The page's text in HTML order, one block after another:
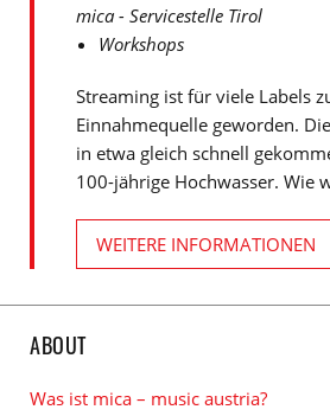
mica - Servicestelle Tirol
Workshops
Streaming ist für viele Labels
Einnahmequelle geworden.
in etwa gleich schnell
100-jährige Hochwasser. Wie
WEITERE INFORMATIONEN
ABOUT
Was ist mica – music austria?